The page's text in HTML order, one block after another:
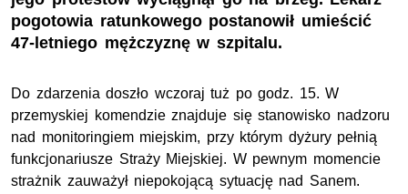
pogotowia ratunkowego postanowił umieścić
47-letniego mężczyznę w szpitalu.
Do zdarzenia doszło wczoraj tuż po godz. 15. W
przemyskiej komendzie znajduje się stanowisko nadzoru
nad monitoringiem miejskim, przy którym dyżury pełnią
funkcjonariusze Straży Miejskiej. W pewnym momencie
strażnik zauważył niepokojącą sytuację nad Sanem.